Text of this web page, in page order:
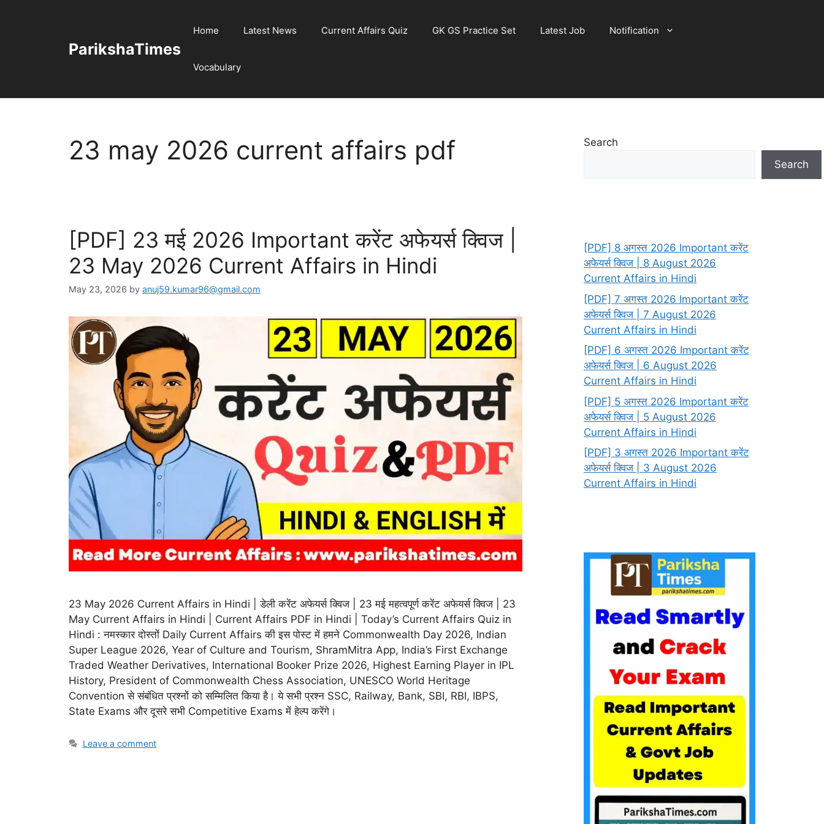
ParikshaTimes
Home Latest News Current Affairs Quiz GK GS Practice Set Latest Job Notification
Vocabulary
23 may 2026 current affairs pdf
[PDF] 23 मई 2026 Important करेंट अफेयर्स क्विज |
23 May 2026 Current Affairs in Hindi
May 23, 2026 by anuj59.kumar96@gmail.com
23 May 2026 Current Affairs in Hindi | डेली करेंट अफेयर्स क्विज | 23 मई महत्वपूर्ण करेंट अफेयर्स क्विज | 23
May Current Affairs in Hindi | Current Affairs PDF in Hindi | Today’s Current Affairs Quiz in
Hindi : नमस्कार दोस्तों Daily Current Affairs की इस पोस्ट में हमने Commonwealth Day 2026, Indian
Super League 2026, Year of Culture and Tourism, ShramMitra App, India’s First Exchange
Traded Weather Derivatives, International Booker Prize 2026, Highest Earning Player in IPL
History, President of Commonwealth Chess Association, UNESCO World Heritage
Convention से संबंधित प्रश्नों को सम्मिलित किया है। ये सभी प्रश्न SSC, Railway, Bank, SBI, RBI, IBPS,
State Exams और दूसरे सभी Competitive Exams में हेल्प करेंगे।
Leave a comment
Search
Search
[PDF] 8 अगस्त 2026 Important करेंट
अफेयर्स क्विज | 8 August 2026
Current Affairs in Hindi
[PDF] 7 अगस्त 2026 Important करेंट
अफेयर्स क्विज | 7 August 2026
Current Affairs in Hindi
[PDF] 6 अगस्त 2026 Important करेंट
अफेयर्स क्विज | 6 August 2026
Current Affairs in Hindi
[PDF] 5 अगस्त 2026 Important करेंट
अफेयर्स क्विज | 5 August 2026
Current Affairs in Hindi
[PDF] 3 अगस्त 2026 Important करेंट
अफेयर्स क्विज | 3 August 2026
Current Affairs in Hindi